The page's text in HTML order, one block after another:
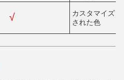
√
カスタマイズ
された色